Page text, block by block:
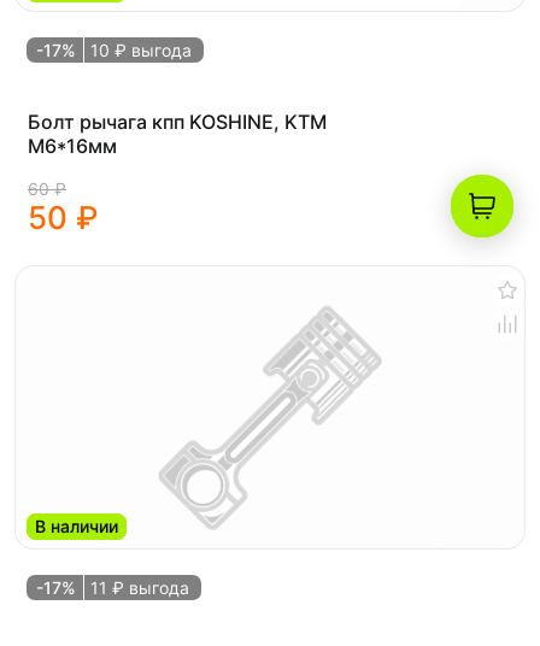
-17% 10 ₽ выгода
Болт рычага кпп KOSHINE, KTM
M6*16мм
60 ₽
50 ₽
В наличии
-17% 11 ₽ выгода